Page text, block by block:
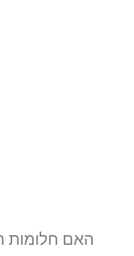
האם חלומות